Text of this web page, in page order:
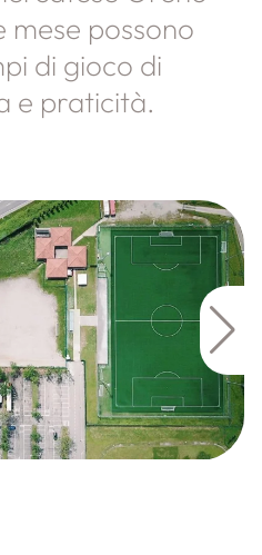
mese possono
di gioco di
e praticità.